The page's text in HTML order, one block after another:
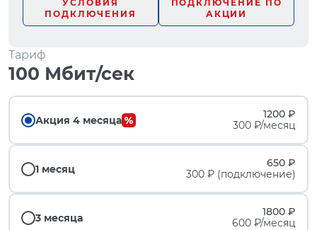
УСЛОВИЯ
ПОДКЛЮЧЕНИЯ
ПОДКЛЮЧЕНИЕ ПО
АКЦИИ
Тариф
100 Мбит/сек
Акция 4 месяца
1200 ₽
300 ₽/месяц
1 месяц
650 ₽
300 ₽ (подключение)
3 месяца
1800 ₽
600 ₽/месяц